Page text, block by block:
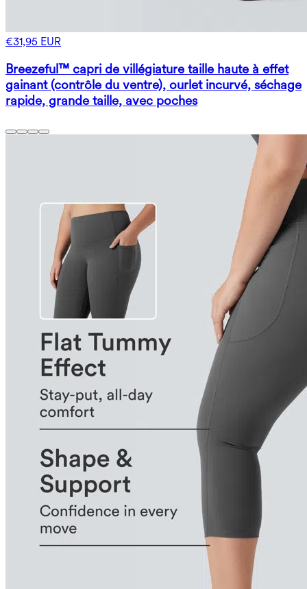
€31,95 EUR
Breezeful™ capri de villégiature taille haute à effet
gainant (contrôle du ventre), ourlet incurvé, séchage
rapide, grande taille, avec poches